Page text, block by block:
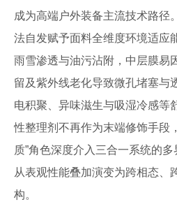
成为高端户外装备主流技术路径
法自发赋予面料全维度环境适
雨雪渗透与油污沾附，中层膜易
留及紫外线老化导致微孔堵塞与
电积聚、异味滋生与吸湿冷感等
性整理剂不再作为末端修饰手段
质”角色深度介入三合一系统的
从表观性能叠加演变为跨相态、
构。